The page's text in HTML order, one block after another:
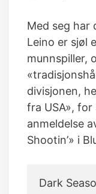
Med seg har
Leino er sjøl
munnspiller,
divisjonen,
fra USA», for
anmeldelse
Shootin’» i
Dark